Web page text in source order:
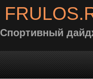
Спортивный